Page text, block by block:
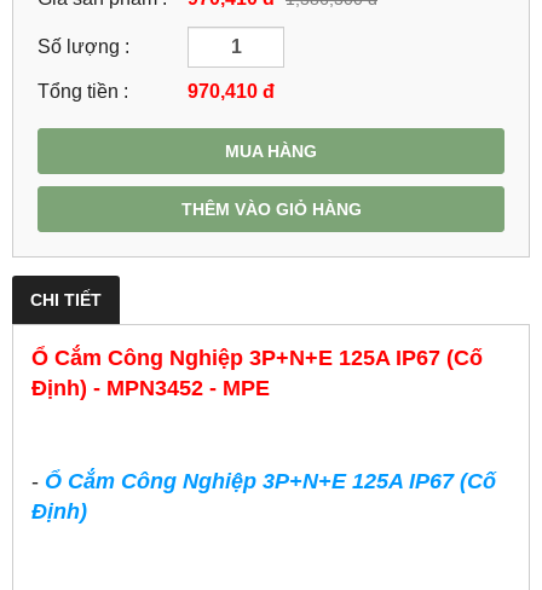
Số lượng :
Tổng tiền : 970,410 đ
MUA HÀNG
THÊM VÀO GIỎ HÀNG
CHI TIẾT
Ổ Cắm Công Nghiệp 3P+N+E 125A IP67 (Cố
Định) - MPN3452 - MPE
- Ổ Cắm Công Nghiệp 3P+N+E 125A IP67 (Cố
Định)